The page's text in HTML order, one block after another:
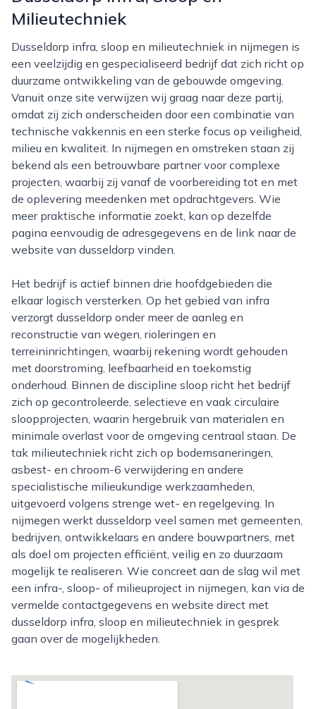
Milieutechniek
Dusseldorp infra, sloop en milieutechniek in nijmegen is
een veelzijdig en gespecialiseerd bedrijf dat zich richt op
duurzame ontwikkeling van de gebouwde omgeving.
Vanuit onze site verwijzen wij graag naar deze partij,
omdat zij zich onderscheiden door een combinatie van
technische vakkennis en een sterke focus op veiligheid,
milieu en kwaliteit. In nijmegen en omstreken staan zij
bekend als een betrouwbare partner voor complexe
projecten, waarbij zij vanaf de voorbereiding tot en met
de oplevering meedenken met opdrachtgevers. Wie
meer praktische informatie zoekt, kan op dezelfde
pagina eenvoudig de adresgegevens en de link naar de
website van dusseldorp vinden.
Het bedrijf is actief binnen drie hoofdgebieden die
elkaar logisch versterken. Op het gebied van infra
verzorgt dusseldorp onder meer de aanleg en
reconstructie van wegen, rioleringen en
terreininrichtingen, waarbij rekening wordt gehouden
met doorstroming, leefbaarheid en toekomstig
onderhoud. Binnen de discipline sloop richt het bedrijf
zich op gecontroleerde, selectieve en vaak circulaire
sloopprojecten, waarin hergebruik van materialen en
minimale overlast voor de omgeving centraal staan. De
tak milieutechniek richt zich op bodemsaneringen,
asbest- en chroom-6 verwijdering en andere
specialistische milieukundige werkzaamheden,
uitgevoerd volgens strenge wet- en regelgeving. In
nijmegen werkt dusseldorp veel samen met gemeenten,
bedrijven, ontwikkelaars en andere bouwpartners, met
als doel om projecten efficiënt, veilig en zo duurzaam
mogelijk te realiseren. Wie concreet aan de slag wil met
een infra-, sloop- of milieuproject in nijmegen, kan via de
vermelde contactgegevens en website direct met
dusseldorp infra, sloop en milieutechniek in gesprek
gaan over de mogelijkheden.